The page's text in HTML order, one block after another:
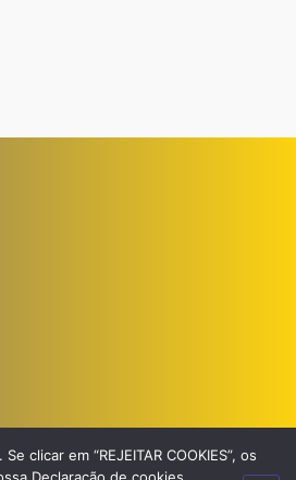
em “REJEITAR COOKIES”, os